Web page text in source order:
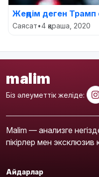
Жеңдім деген Трамп
Саясат•4 қараша, 2020
malim
Біз әлеуметтік желіде:
Malim — анализге
пікірлер мен эксклюзив
Айдарлар